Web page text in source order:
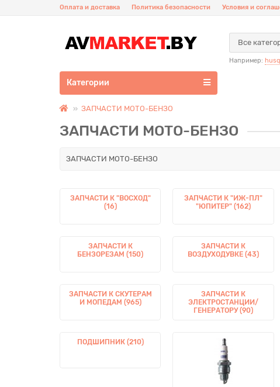
Оплата и доставка Политика безопасности Условия и
Все
Например:
Категории
ЗАПЧАСТИ МОТО-БЕНЗО
ЗАПЧАСТИ МОТО-БЕНЗО
ЗАПЧАСТИ МОТО-БЕНЗО
ЗАПЧАСТИ К "ВОСХОД"
(16)
ЗАПЧАСТИ К "ИЖ-ПЛ"
"ЮПИТЕР" (162)
ЗАПЧАСТИ К
БЕНЗОРЕЗАМ (150)
ЗАПЧАСТИ К
ВОЗДУХОДУВКЕ (43)
ЗАПЧАСТИ К СКУТЕРАМ
И МОПЕДАМ (965)
ЗАПЧАСТИ К
ЭЛЕКТРОСТАНЦИИ/
ГЕНЕРАТОРУ (90)
ПОДШИПНИК (210)